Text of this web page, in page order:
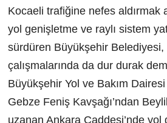
Kocaeli trafiğine nefes aldırmak
yol genişletme ve raylı sistem
sürdüren Büyükşehir
çalışmalarında da dur durak
Büyükşehir Yol ve Bakım
Gebze Feniş Kavşağı’ndan
uzanan Ankara Caddesi’nde yol